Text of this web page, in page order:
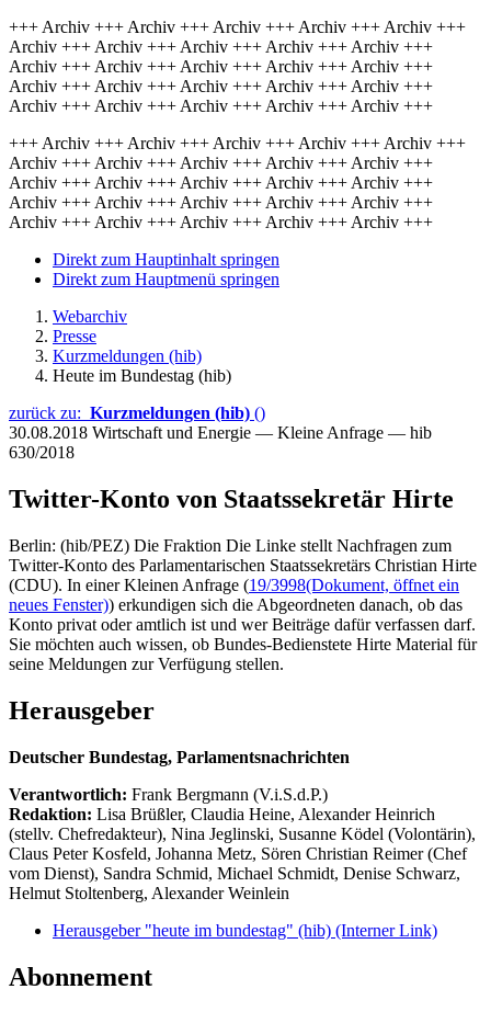
+++ Archiv +++ Archiv +++ Archiv +++ Archiv +++ Archiv +++
Archiv +++ Archiv +++ Archiv +++ Archiv +++ Archiv +++
Archiv +++ Archiv +++ Archiv +++ Archiv +++ Archiv +++
Archiv +++ Archiv +++ Archiv +++ Archiv +++ Archiv +++
Archiv +++ Archiv +++ Archiv +++ Archiv +++ Archiv +++
+++ Archiv +++ Archiv +++ Archiv +++ Archiv +++ Archiv +++
Archiv +++ Archiv +++ Archiv +++ Archiv +++ Archiv +++
Archiv +++ Archiv +++ Archiv +++ Archiv +++ Archiv +++
Archiv +++ Archiv +++ Archiv +++ Archiv +++ Archiv +++
Archiv +++ Archiv +++ Archiv +++ Archiv +++ Archiv +++
Direkt zum Hauptinhalt springen
Direkt zum Hauptmenü springen
Webarchiv
Presse
Kurzmeldungen (hib)
Heute im Bundestag (hib)
zurück zu: Kurzmeldungen (hib) ()
30.08.2018 Wirtschaft und Energie — Kleine Anfrage — hib
630/2018
Twitter-Konto von Staatssekretär Hirte
Berlin: (hib/PEZ) Die Fraktion Die Linke stellt Nachfragen zum
Twitter-Konto des Parlamentarischen Staatssekretärs Christian Hirte
(CDU). In einer Kleinen Anfrage (19/3998(Dokument, öffnet ein
neues Fenster)) erkundigen sich die Abgeordneten danach, ob das
Konto privat oder amtlich ist und wer Beiträge dafür verfassen darf.
Sie möchten auch wissen, ob Bundes-Bedienstete Hirte Material für
seine Meldungen zur Verfügung stellen.
Herausgeber
Deutscher Bundestag, Parlamentsnachrichten
Verantwortlich: Frank Bergmann (V.i.S.d.P.)
Redaktion: Lisa Brüßler, Claudia Heine, Alexander Heinrich
(stellv. Chefredakteur), Nina Jeglinski, Susanne Ködel (Volontärin),
Claus Peter Kosfeld, Johanna Metz, Sören Christian Reimer (Chef
vom Dienst), Sandra Schmid, Michael Schmidt, Denise Schwarz,
Helmut Stoltenberg, Alexander Weinlein
Herausgeber "heute im bundestag" (hib) (Interner Link)
Abonnement